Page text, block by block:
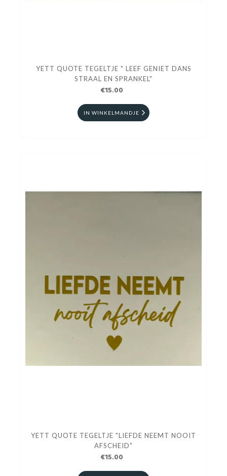
YETT QUOTE TEGELTJE " LEEF GENIET DANS
STRAAL EN SPRANKEL"
€15.00
IN WINKELMANDJE
YETT QUOTE TEGELTJE "LIEFDE NEEMT NOOIT
AFSCHEID"
€15.00